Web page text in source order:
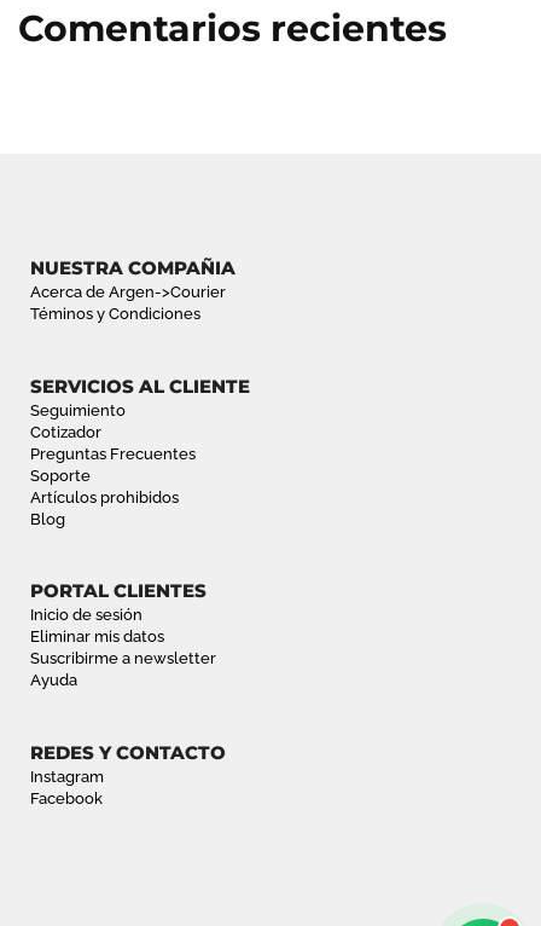
Comentarios recientes
NUESTRA COMPAÑIA
Acerca de Argen->Courier
Téminos y Condiciones
SERVICIOS AL CLIENTE
Seguimiento
Cotizador
Preguntas Frecuentes
Soporte
Artículos prohibidos
Blog
PORTAL CLIENTES
Inicio de sesión
Eliminar mis datos
Suscribirme a newsletter
Ayuda
REDES Y CONTACTO
Instagram
Facebook